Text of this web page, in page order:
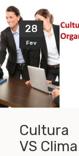
28
Fev
Cultura
VS